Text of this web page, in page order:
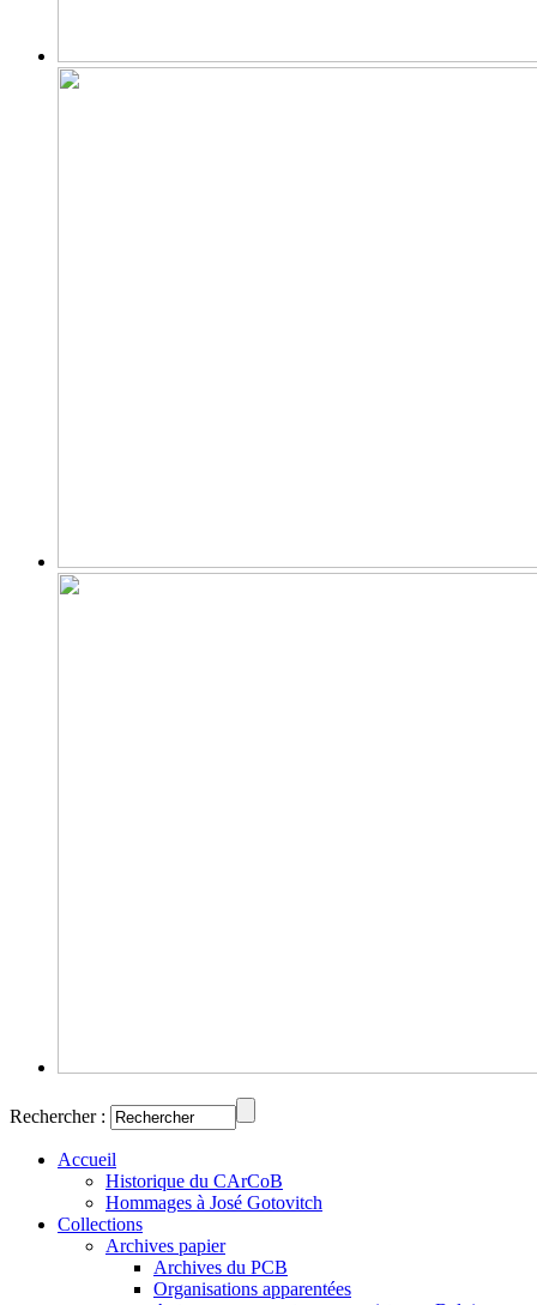
Rechercher :
Accueil
Historique du CArCoB
Hommages à José Gotovitch
Collections
Archives papier
Archives du PCB
Organisations apparentées